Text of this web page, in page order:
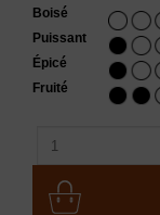
Boisé
Puissant
Épicé
Fruité